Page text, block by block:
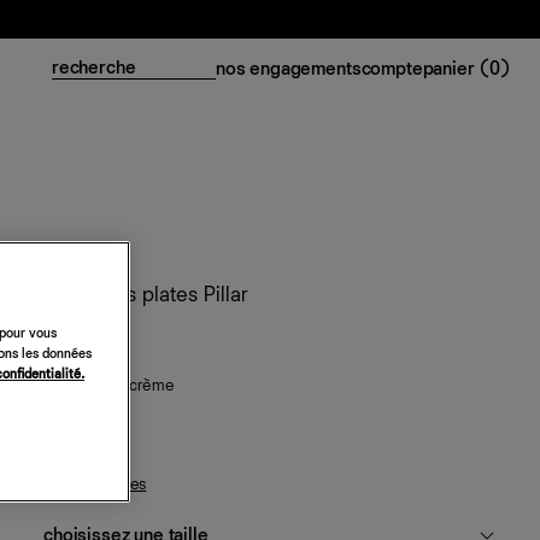
nos engagementscomptepanier (0)
Chaussures plates Pillar
348 €
crochet fleuri crème
guide des tailles
vous
les données